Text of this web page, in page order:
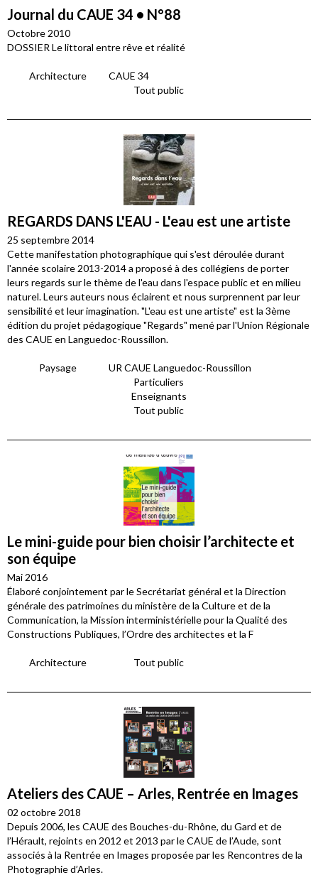
Journal du CAUE 34 • N°88
Octobre 2010
DOSSIER Le littoral entre rêve et réalité
Architecture
CAUE 34
Tout public
REGARDS DANS L'EAU - L'eau est une artiste
25 septembre 2014
Cette manifestation photographique qui s'est déroulée durant
l'année scolaire 2013-2014 a proposé à des collégiens de porter
leurs regards sur le thème de l'eau dans l'espace public et en milieu
naturel. Leurs auteurs nous éclairent et nous surprennent par leur
sensibilité et leur imagination. "L'eau est une artiste" est la 3ème
édition du projet pédagogique "Regards" mené par l'Union Régionale
des CAUE en Languedoc-Roussillon.
Paysage
UR CAUE Languedoc-Roussillon
Particuliers
Enseignants
Tout public
Le mini-guide pour bien choisir l’architecte et
son équipe
Mai 2016
Élaboré conjointement par le Secrétariat général et la Direction
générale des patrimoines du ministère de la Culture et de la
Communication, la Mission interministérielle pour la Qualité des
Constructions Publiques, l’Ordre des architectes et la F
Architecture Tout public
Ateliers des CAUE – Arles, Rentrée en Images
02 octobre 2018
Depuis 2006, les CAUE des Bouches-du-Rhône, du Gard et de
l’Hérault, rejoints en 2012 et 2013 par le CAUE de l’Aude, sont
associés à la Rentrée en Images proposée par les Rencontres de la
Photographie d’Arles.